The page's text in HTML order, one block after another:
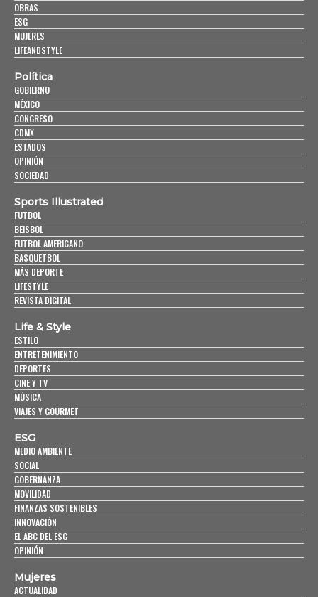
OBRAS
ESG
MUJERES
LIFEANDSTYLE
Política
GOBIERNO
MÉXICO
CONGRESO
CDMX
ESTADOS
OPINIÓN
SOCIEDAD
Sports Illustrated
FUTBOL
BEISBOL
FUTBOL AMERICANO
BASQUETBOL
MÁS DEPORTE
LIFESTYLE
REVISTA DIGITAL
Life & Style
ESTILO
ENTRETENIMIENTO
DEPORTES
CINE Y TV
MÚSICA
VIAJES Y GOURMET
ESG
MEDIO AMBIENTE
SOCIAL
GOBERNANZA
MOVILIDAD
FINANZAS SOSTENIBLES
INNOVACIÓN
EL ABC DEL ESG
OPINIÓN
Mujeres
ACTUALIDAD